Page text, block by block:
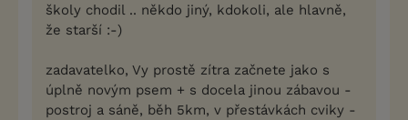
školy chodil .. někdo jiný, kdokoli, ale hlavně,
že starší :-)
zadavatelko, Vy prostě zítra začnete jako s
úplně novým psem + s docela jinou zábavou -
postroj a sáně, běh 5km, v přestávkách cviky -